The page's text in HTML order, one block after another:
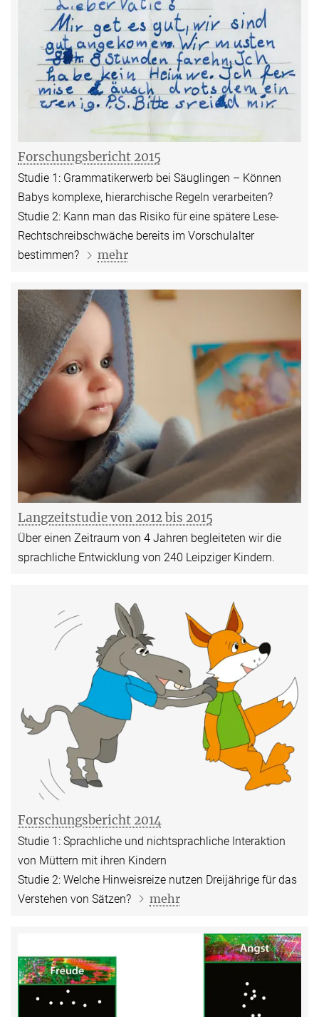
Forschungsbericht 2015
Studie 1: Grammatikerwerb bei Säuglingen – Können
Babys komplexe, hierarchische Regeln verarbeiten?
Studie 2: Kann man das Risiko für eine spätere Lese-
Rechtschreibschwäche bereits im Vorschulalter
bestimmen?
mehr
Langzeitstudie von 2012 bis 2015
Über einen Zeitraum von 4 Jahren begleiteten wir die
sprachliche Entwicklung von 240 Leipziger Kindern.
Forschungsbericht 2014
Studie 1: Sprachliche und nichtsprachliche Interaktion
von Müttern mit ihren Kindern
Studie 2: Welche Hinweisreize nutzen Dreijährige für das
Verstehen von Sätzen?
mehr